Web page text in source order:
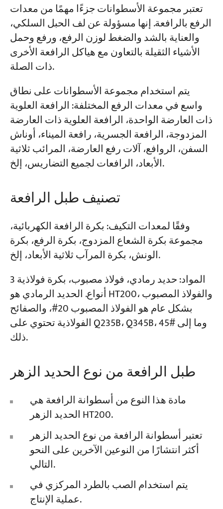
معلومات عنا
تعتبر مجموعة الأسطوانات جزءًا مهمًا من معدات
الرفع بالرافعة. إنها مسؤولة عن لف الحبل السلكي،
والعناية بالشد والضغط لوزن الرفع، ورفع وحمل
الأشياء الثقيلة بالتعاون مع هياكل الرافعة الأخرى
ذات الصلة.
يتم استخدام مجموعة الأسطوانات على نطاق
واسع في معدات الرفع المختلفة: الرافعة العلوية
ذات العارضة الواحدة، الرافعة العلوية ذات العارضة
المزدوجة، الرافعة الجسرية، رافعة الميناء، أوناش
السفن، الروافع، آلات رفع العارضة، المرائب ثلاثية
الأبعاد، الرافعات لجميع التضاريس، إلخ.
تصنيف طبل الرافعة
وفقًا لمعدات التكيف: بكرة الرافعة الكهربائية،
مجموعة بكرة الشعاع المزدوج، بكرة الرفع، بكرة
الونش، بكرة المرآب ثلاثية الأبعاد، إلخ.
المواد: حديد رمادي، فولاذ مصبوب، بكرة فولاذية 3
أنواع. الحديد الرمادي هو HT200، والفولاذ المصبوب
بشكل عام هو الفولاذ المصبوب 20#، والصفائح
الفولاذية تحتوي على Q235B، Q345B، 45# وما إلى
ذلك.
طبل الرافعة من نوع الحديد الزهر
مادة هذا النوع من أسطوانة الرافعة هي
الحديد الزهر HT200.
تعتبر أسطوانة الرافعة من نوع الحديد الزهر
أكثر انتشارًا من النوعين الآخرين على النحو
التالي.
يتم استخدام الصب بالطرد المركزي في
عملية الإنتاج.